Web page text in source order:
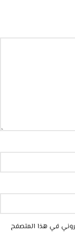
في هذا المتصفح